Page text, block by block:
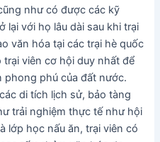
như có được các kỹ
lại với họ lâu dài sau khi trại
văn hóa tại các trại hè quốc
viên cơ hội duy nhất để
phong phú của đất nước.
di tích lịch sử, bảo tàng
trải nghiệm thực tế như hội
lớp học nấu ăn, trại viên có